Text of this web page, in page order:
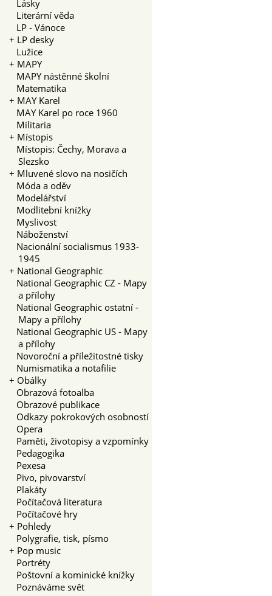
Lásky
Literární věda
LP - Vánoce
+ LP desky
Lužice
+ MAPY
MAPY nástěnné školní
Matematika
+ MAY Karel
MAY Karel po roce 1960
Militaria
+ Místopis
Místopis: Čechy, Morava a
Slezsko
+ Mluvené slovo na nosičích
Móda a oděv
Modelářství
Modlitební knížky
Myslivost
Náboženství
Nacionální socialismus 1933-
1945
+ National Geographic
National Geographic CZ - Mapy
a přílohy
National Geographic ostatní -
Mapy a přílohy
National Geographic US - Mapy
a přílohy
Novoroční a příležitostné tisky
Numismatika a notafilie
+ Obálky
Obrazová fotoalba
Obrazové publikace
Odkazy pokrokových osobností
Opera
Paměti, životopisy a vzpomínky
Pedagogika
Pexesa
Pivo, pivovarství
Plakáty
Počítačová literatura
Počítačové hry
+ Pohledy
Polygrafie, tisk, písmo
+ Pop music
Portréty
Poštovní a kominické knížky
Poznáváme svět